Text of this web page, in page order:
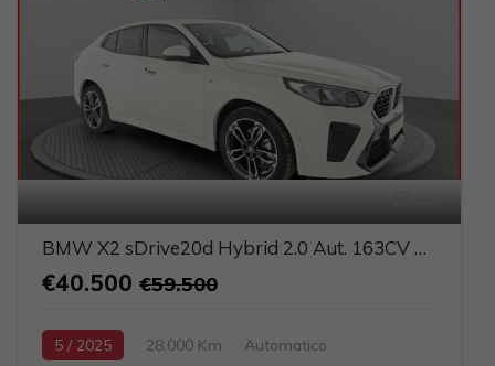
BMW X2 sDrive20d Hybrid 2.0 Aut. 163CV M Sport (FULL LED+PELLE+NAVI)
€40.500 €59.500
5 / 2025 28.000 Km
Automatico